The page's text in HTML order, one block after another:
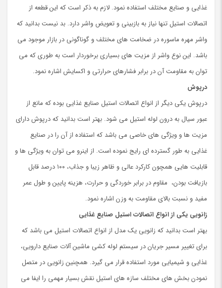
غذایی و صنایع مختلف استفاده نمود. لازم به ذکر است که این قطعه از
اتصالات استیل تنها نیاز به بازبینی و تعویض واشر دارد. بد نیست بدانید که
واشر مهره ماسوره در ضخامت های مختلف و گوناگونی در بازار موجود می
باشد. این نوع واشر از مزیت های بسیاری برخوردار است به طوری که می
توان به مقاومت آن در برابر فشارهای حرارتی و اکسایش اشاره نمود.
درپوش
درپوش یکی دیگر از انواع اتصالات استیل صنایع غذایی بوده که مانع از
عبور سیال به درون لوله استیل می شود. بهتر است بدانید که درپوش دارای
مزیت ها و ویژگی های خاصی می باشد که استفاده از آن را در صنایع
غذایی به طور گسترده ای رایج نموده است. از اینرو می توان به ویژگی ها و
قابلیت هایی همچون کارکرد عالی و ظاهر زیبا و جذاب، ۱۰۰ درصد قابل
بازیافت بودن، مقاوم در برابر خوردگی و حرارت، هزینه پایین و طول عمر
مفید و نسبت بالای مقاومت به وزن اشاره نمود.
زانویی یکی از انواع اتصالات استیل صنایع غذایی
بهتر است بدانید که زانویی یک مدل از انواع اتصالات استیل می باشد که
برای تغییر مسیر جریان در سیستم لوله کشی ماشین آلات صنایع دارویی،
غذایی و شیمیایی مورد استفاده قرار می گیرد. همچنین زانویی در متصل
نمودن بخش های مختلف سازه های استیل نقش بسیار مهمی را ایفا می